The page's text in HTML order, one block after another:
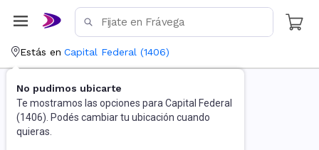
Estás en Capital Federal (1406)
No pudimos ubicarte
Te mostramos las opciones para Capital Federal
(1406). Podés cambiar tu ubicación cuando
quieras.